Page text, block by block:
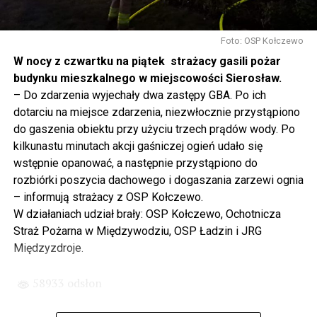
Gdyby nie determinacja rządu Prawa i Sprawiedliwości,
to tunel pod Świną do dzisiaj byłby w sferze
projektowania i dyskusji. Ważny tutaj był wkład
samorządu, ale to rząd PiS podjął w tej sprawie
najważniejsze decyzje. Powstał dzięki ogromnej
determinacji rządu najpierw Pani Premier Beaty Szydło,
a następnie Pana Premiera Mateusza Morawieckiego.
Chciałbym podziękować Panu Premierowi za to jak
osobiście pilnował powstania tej inwestycji. Cieszymy
się, że turyści również korzystają z tunelu, cieszymy się,
że wśród tych 4 milionów samochodów, które
przejechały już otwartym tunelem w Świnoujściu,
przyjechało tutaj do nas tak wielu turystów z zagranicy
– powiedział Wiceprezes PiS Joachim Brudziński w
zainwestowano ogromne pieniądze w modernizację
Foto: OSP Kołczewo
W nocy z czwartku na piątek strażacy gasili pożar
budynku mieszkalnego w miejscowości Sierosław.
– Do zdarzenia wyjechały dwa zastępy GBA. Po ich
dotarciu na miejsce zdarzenia, niezwłocznie przystąpiono
do gaszenia obiektu przy użyciu trzech prądów wody. Po
kilkunastu minutach akcji gaśniczej ogień udało się
wstępnie opanować, a następnie przystąpiono do
rozbiórki poszycia dachowego i dogaszania zarzewi ognia
– informują strażacy z OSP Kołczewo.
W działaniach udział brały: OSP Kołczewo, Ochotnicza
Straż Pożarna w Międzywodziu, OSP Ładzin i JRG
Międzyzdroje.